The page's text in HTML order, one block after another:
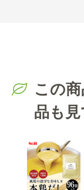
この
品も